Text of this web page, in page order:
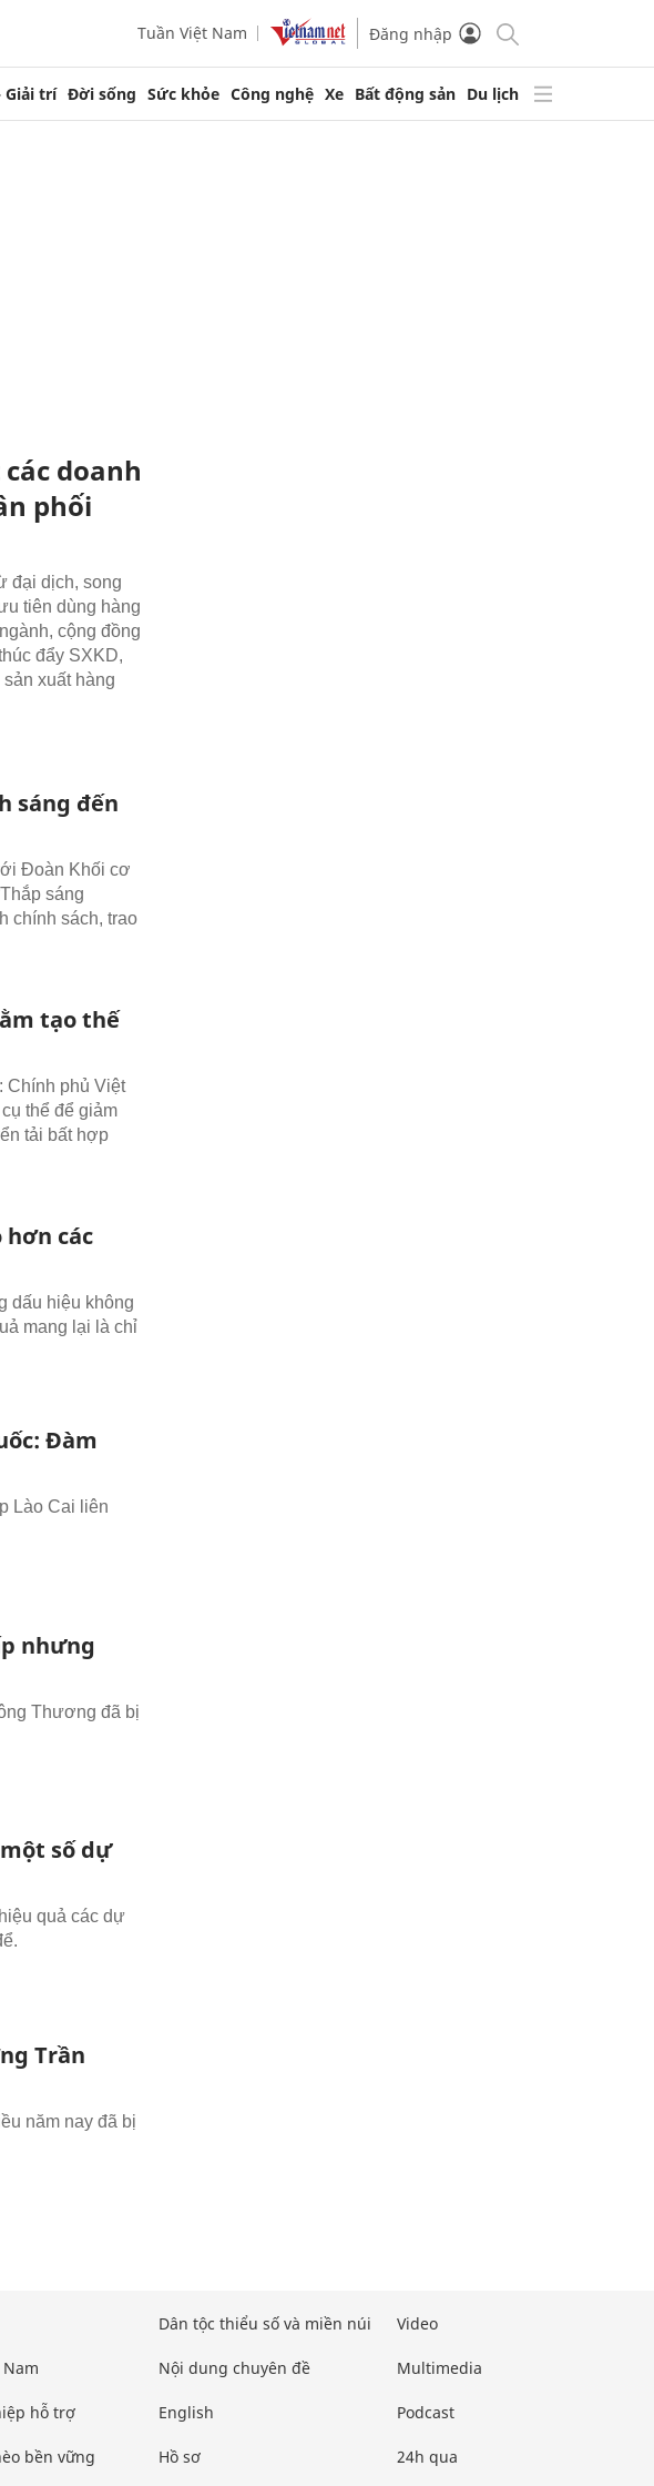
Tuần Việt Nam Đăng nhập
Giải trí Đời sống Sức khỏe Công nghệ Xe Bất động sản Du lịch
doanh
phối
đại dịch, song
tiên dùng hàng
cộng đồng
đẩy SXKD,
xuất hàng
sáng đến
Đoàn Khối cơ
sáng
chính sách, trao
tạo thế
Chính phủ Việt
thể để giảm
tải bất hợp
các
dấu hiệu không
mang lại là chỉ
Đàm
Lào Cai liên
nhưng
Thương đã bị
số dự
quả các dự
Trần
năm nay đã bị
hỗ trợ
bền vững
Dân tộc thiểu số và miền núi
Nội dung chuyên đề
English
Hồ sơ
Video
Multimedia
Podcast
24h qua